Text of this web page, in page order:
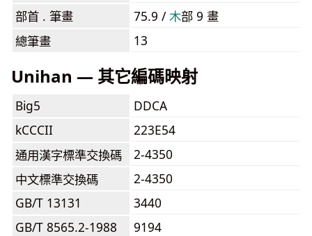
部首 . 筆畫
75.9 /⽊部 9 畫
總筆畫
13
Unihan — 其它編碼映射
Big5
DDCA
kCCCII
223E54
通用漢字標準交換碼
2-4350
中文標準交換碼
2-4350
GB/T 13131
3440
GB/T 8565.2-1988
9194